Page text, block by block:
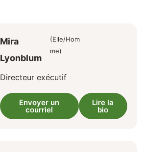
Mira
Lyonblum
(Elle/Hom
me)
Directeur exécutif
Envoyer un
courriel
Lire la
bio